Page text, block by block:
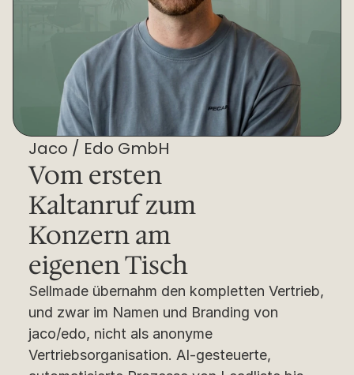
Jaco / Edo GmbH
Vom ersten
Kaltanruf zum
Konzern am
eigenen Tisch
Sellmade übernahm den kompletten Vertrieb,
und zwar im Namen und Branding von
jaco/edo, nicht als anonyme
Vertriebsorganisation. AI-gesteuerte,